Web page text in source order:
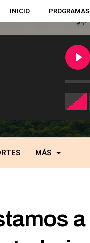
INICIO PROGRAMAS
MÁS
a